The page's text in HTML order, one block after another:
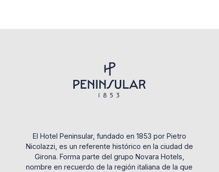
El Hotel Peninsular, fundado en 1853 por Pietro
Nicolazzi, es un referente histórico en la ciudad de
Girona. Forma parte del grupo Novara Hotels,
nombre en recuerdo de la región italiana de la que